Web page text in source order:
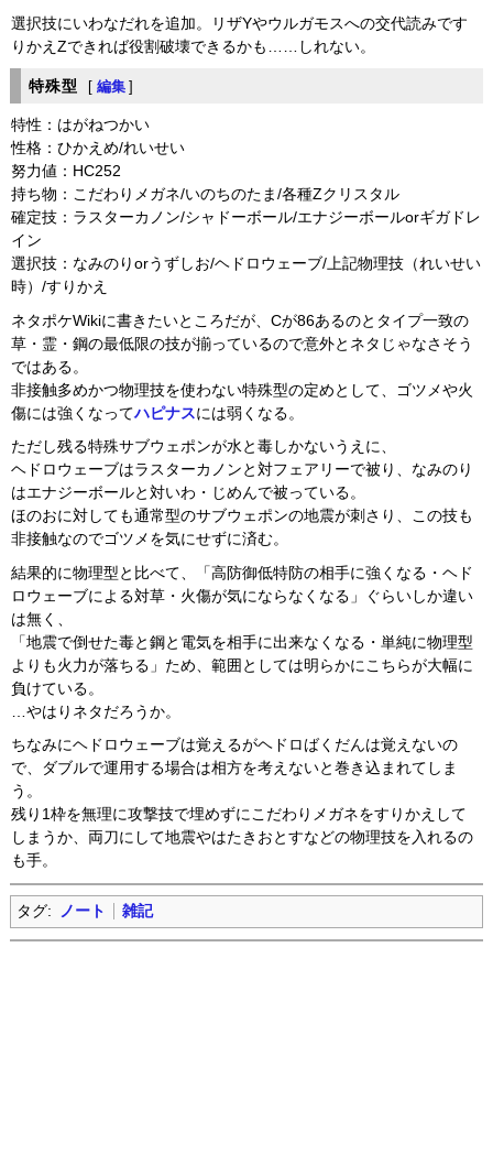
選択技にいわなだれを追加。リザYやウルガモスへの交代読みです
りかえZできれば役割破壊できるかも……しれない。
特殊型 [ 編集 ]
特性：はがねつかい
性格：ひかえめ/れいせい
努力値：HC252
持ち物：こだわりメガネ/いのちのたま/各種Zクリスタル
確定技：ラスターカノン/シャドーボール/エナジーボールorギガドレ
イン
選択技：なみのりorうずしお/ヘドロウェーブ/上記物理技（れいせい
時）/すりかえ
ネタポケWikiに書きたいところだが、Cが86あるのとタイプ一致の
草・霊・鋼の最低限の技が揃っているので意外とネタじゃなさそう
ではある。
非接触多めかつ物理技を使わない特殊型の定めとして、ゴツメや火
傷には強くなってハピナスには弱くなる。
ただし残る特殊サブウェポンが水と毒しかないうえに、
ヘドロウェーブはラスターカノンと対フェアリーで被り、なみのり
はエナジーボールと対いわ・じめんで被っている。
ほのおに対しても通常型のサブウェポンの地震が刺さり、この技も
非接触なのでゴツメを気にせずに済む。
結果的に物理型と比べて、「高防御低特防の相手に強くなる・ヘド
ロウェーブによる対草・火傷が気にならなくなる」ぐらいしか違い
は無く、
「地震で倒せた毒と鋼と電気を相手に出来なくなる・単純に物理型
よりも火力が落ちる」ため、範囲としては明らかにこちらが大幅に
負けている。
…やはりネタだろうか。
ちなみにヘドロウェーブは覚えるがヘドロばくだんは覚えないの
で、ダブルで運用する場合は相方を考えないと巻き込まれてしま
う。
残り1枠を無理に攻撃技で埋めずにこだわりメガネをすりかえして
しまうか、両刀にして地震やはたきおとすなどの物理技を入れるの
も手。
タグ: ノート 雑記